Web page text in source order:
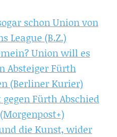
schon Union von
League (B.Z.)
Union will es
Absteiger Fürth
(Berliner Kurier)
Fürth Abschied
die Kunst, wider